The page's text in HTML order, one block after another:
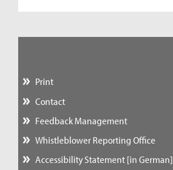
Print
Contact
Feedback Management
Whistleblower Reporting Office
Accessibility Statement [in German]